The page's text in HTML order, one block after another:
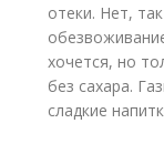
отеки. Нет,
хочется, но
без сахара.
сладкие